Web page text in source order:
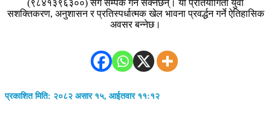
(९८४१३९६३००) सँग सम्पर्क गर्न सक्नेछन्। यो प्रतियोगिता युवा
सशक्तिकरण, अनुशासन र प्रतिस्पर्धात्मक खेल भावना प्रवर्द्धन गर्ने ऐतिहासिक
अवसर बन्नेछ।
प्रकाशित मिति: २०८२ असार १५, आईतवार ११:१२